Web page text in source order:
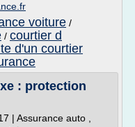
voiture /
/ courtier d
d'un courtier
: protection
| Assurance auto ,